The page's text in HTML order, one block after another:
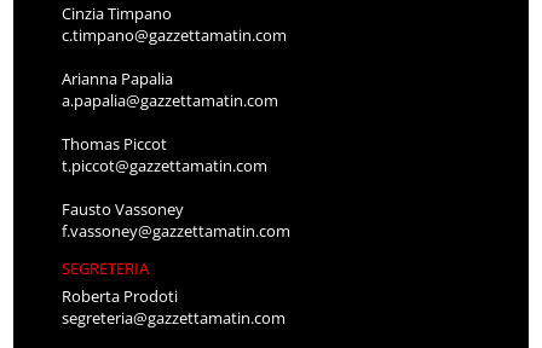
Cinzia Timpano
c.timpano@gazzettamatin.com
Arianna Papalia
a.papalia@gazzettamatin.com
Thomas Piccot
t.piccot@gazzettamatin.com
Fausto Vassoney
f.vassoney@gazzettamatin.com
SEGRETERIA
Roberta Prodoti
segreteria@gazzettamatin.com